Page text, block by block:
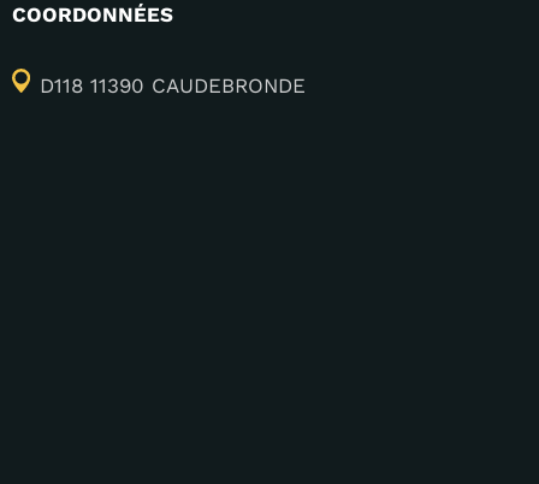
COORDONNÉES
D118 11390 CAUDEBRONDE